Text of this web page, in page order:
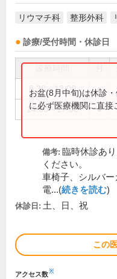
リウマチ科 整形外科
診療/受付時間・休診日
8:30～13:00 ●
14:00～17:00 ●
お盆(8月中旬)は休診
に必ず医療機関に直接
備考: 臨時休診あ
ください。
車椅子、シルバ
電...(続きを読む)
休診日: 土、日、祝
この
アクセス数※